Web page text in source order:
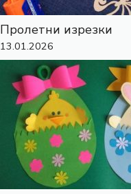
Пролетни изрезки
13.01.2026